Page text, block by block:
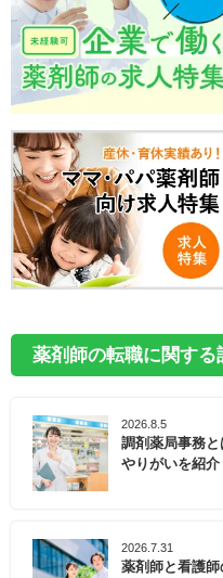
薬剤師の転職に関する
2026.8.5
調剤薬局事務
やりがいを紹介
2026.7.31
薬剤師と看護